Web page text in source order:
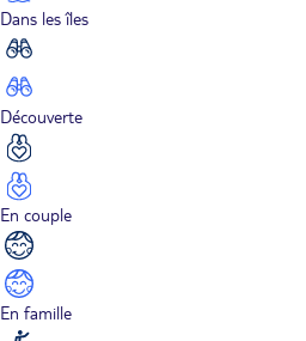
Dans les îles
Découverte
En couple
En famille